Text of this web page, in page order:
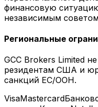
финансовую
независимым
Региональные
GCC Brokers Limited
резидентам США и
санкций ЕС/ООН.
VisaMastercard